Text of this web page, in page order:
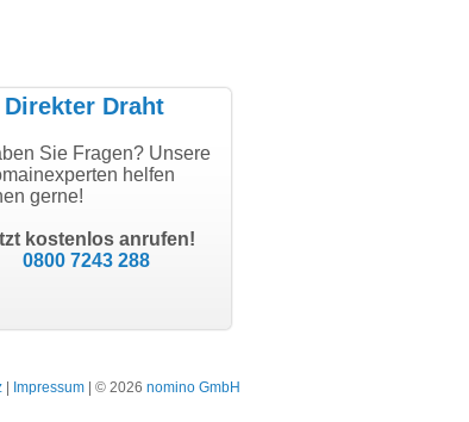
vielen
modern software GbR
Landau an der Isar
"Vielen Dank für den
Direkter Draht
Sie Fragen? Unsere
helfen
gerne!
kostenlos anrufen!
0800 7243 288
Impressum | © 2026 nomino GmbH